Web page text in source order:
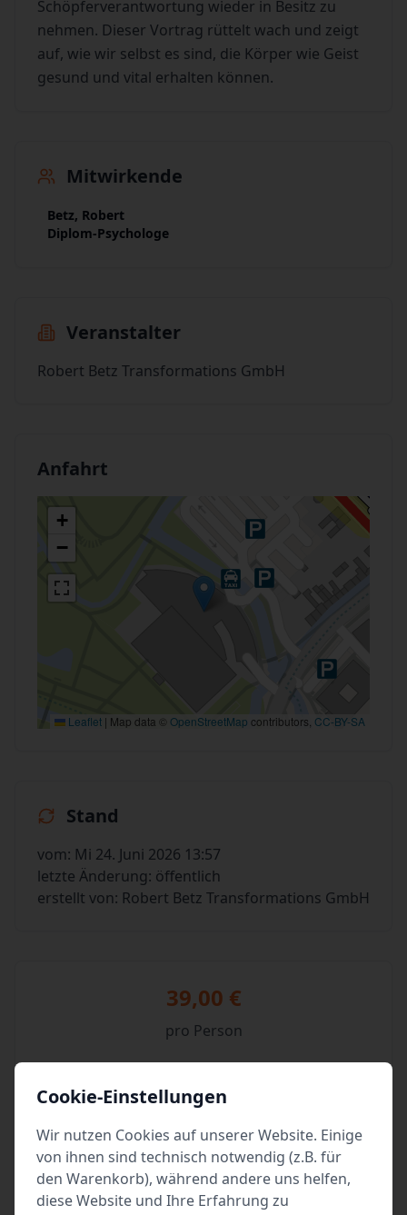
Schöpferverantwortung wieder in Besitz zu
nehmen. Dieser Vortrag rüttelt wach und zeigt
auf, wie wir selbst es sind, die Körper wie Geist
gesund und vital erhalten können.
Mitwirkende
Betz, Robert
Diplom-Psychologe
Veranstalter
Robert Betz Transformations GmbH
Anfahrt
+
−
Leaflet | Map data © OpenStreetMap contributors, CC-BY-SA
Stand
vom: Mi 24. Juni 2026 13:57
letzte Änderung: öffentlich
erstellt von: Robert Betz Transformations GmbH
39,00 €
pro Person
Tickets kaufen
Event teilen
Cookie-Einstellungen
Wir nutzen Cookies auf unserer Website. Einige
von ihnen sind technisch notwendig (z.B. für
den Warenkorb), während andere uns helfen,
diese Website und Ihre Erfahrung zu